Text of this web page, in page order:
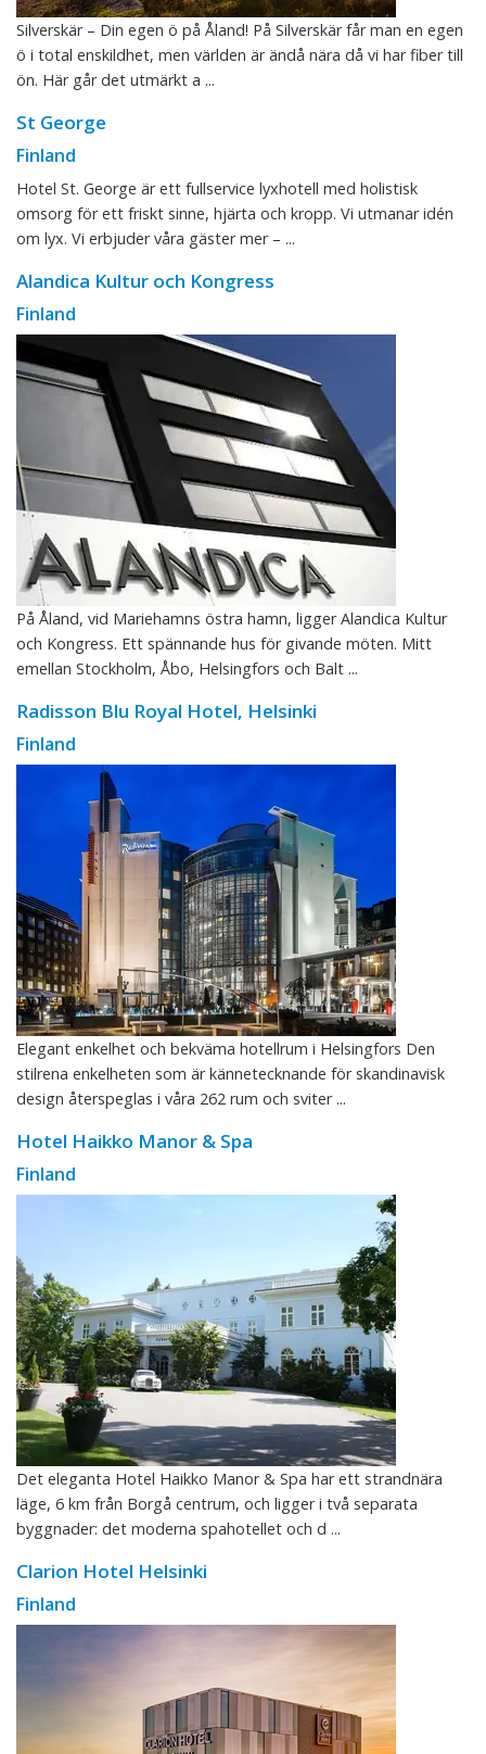
Silverskär – Din egen ö på Åland! På Silverskär får man en egen
ö i total enskildhet, men världen är ändå nära då vi har fiber till
ön. Här går det utmärkt a ...
St George
Finland
Hotel St. George är ett fullservice lyxhotell med holistisk
omsorg för ett friskt sinne, hjärta och kropp. Vi utmanar idén
om lyx. Vi erbjuder våra gäster mer – ...
Alandica Kultur och Kongress
Finland
På Åland, vid Mariehamns östra hamn, ligger Alandica Kultur
och Kongress. Ett spännande hus för givande möten. Mitt
emellan Stockholm, Åbo, Helsingfors och Balt ...
Radisson Blu Royal Hotel, Helsinki
Finland
Elegant enkelhet och bekväma hotellrum i Helsingfors Den
stilrena enkelheten som är kännetecknande för skandinavisk
design återspeglas i våra 262 rum och sviter ...
Hotel Haikko Manor & Spa
Finland
Det eleganta Hotel Haikko Manor & Spa har ett strandnära
läge, 6 km från Borgå centrum, och ligger i två separata
byggnader: det moderna spahotellet och d ...
Clarion Hotel Helsinki
Finland